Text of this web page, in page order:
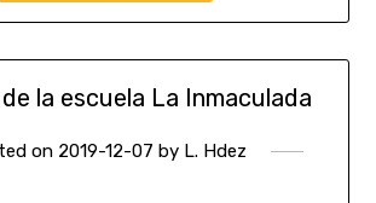
la escuela La Inmaculada
on 2019-12-07 by L. Hdez